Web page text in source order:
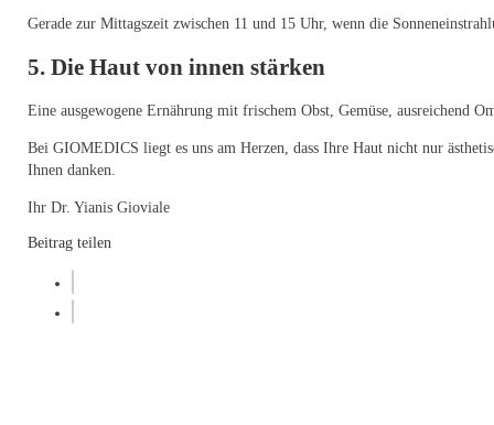
Gerade zur Mittagszeit zwischen 11 und 15 Uhr, wenn die
5. Die Haut von innen stärken
Eine ausgewogene Ernährung mit frischem Obst, Gemüse, ausreichend
Bei GIOMEDICS liegt es uns am Herzen, dass Ihre Haut nicht nur
Ihnen danken.
Ihr Dr. Yianis Gioviale
Beitrag teilen